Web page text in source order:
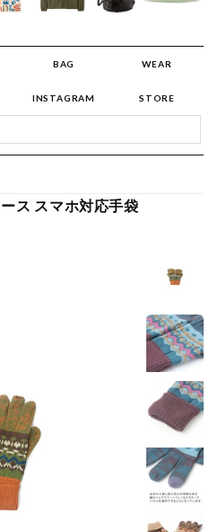
BAG WEAR
INSTAGRAM STORE
ス スマホ対応手袋